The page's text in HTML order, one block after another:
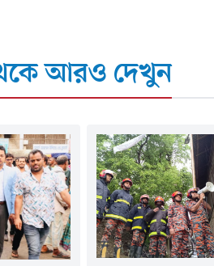
আরও দেখুন